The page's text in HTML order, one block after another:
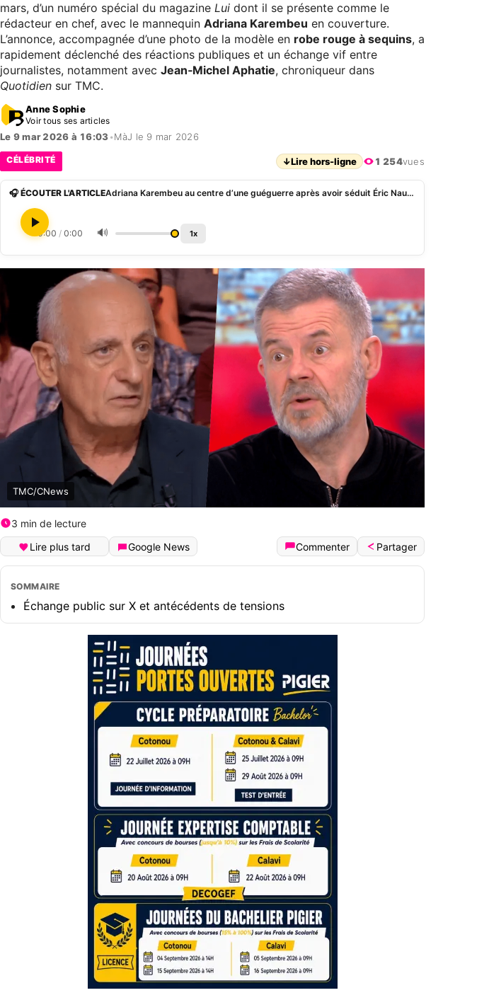
mars, d’un numéro spécial du magazine Lui dont il se présente comme le
rédacteur en chef, avec le mannequin Adriana Karembeu en couverture.
L’annonce, accompagnée d’une photo de la modèle en robe rouge à sequins, a
rapidement déclenché des réactions publiques et un échange vif entre
journalistes, notamment avec Jean‑Michel Aphatie, chroniqueur dans
Quotidien sur TMC.
Anne Sophie
Voir tous ses articles
Le 9 mar 2026 à 16:03•MàJ le 9 mar 2026
CÉLÉBRITÉ ↓Lire hors-ligne 1 254vues
🎧 ÉCOUTER L'ARTICLE Adriana Karembeu au centre d’une guéguerre après avoir séduit Éric Naulleau
0:00 / 0:00 🔊 1x
TMC/CNews
3 min de lecture
Lire plus tard
Google News Commenter Partager
SOMMAIRE
Échange public sur X et antécédents de tensions